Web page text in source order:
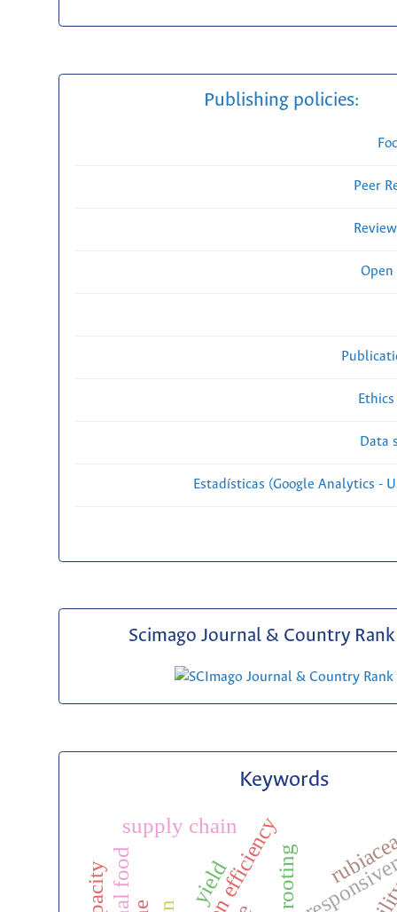
Publishing policies:
Peer
Open
Data
Estadísticas (Google Analytics -
Scimago Journal & Country Rank
Keywords
yield rooting
supply chain